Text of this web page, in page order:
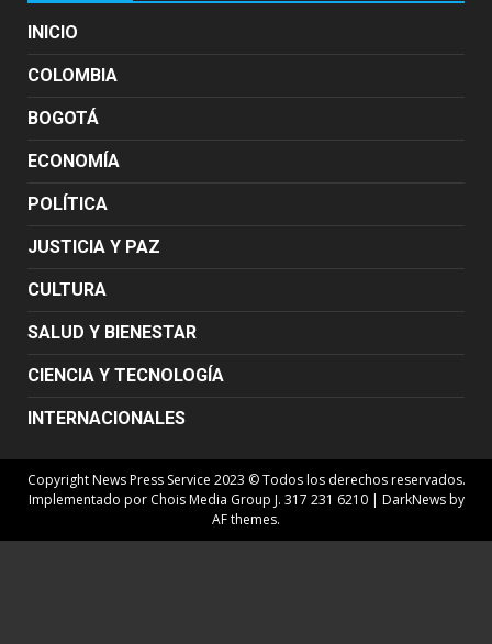
INICIO
COLOMBIA
BOGOTÁ
ECONOMÍA
POLÍTICA
JUSTICIA Y PAZ
CULTURA
SALUD Y BIENESTAR
CIENCIA Y TECNOLOGÍA
INTERNACIONALES
Copyright News Press Service 2023 © Todos los derechos reservados.
Implementado por Chois Media Group J. 317 231 6210 | DarkNewsby
AF themes.